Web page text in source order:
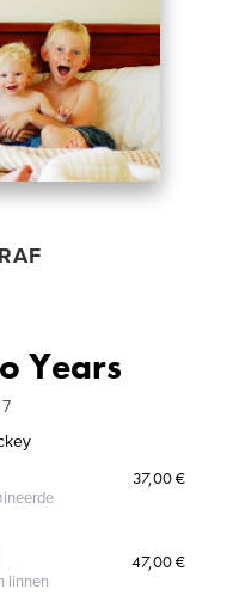
Years
37,00 €
linnen
47,00 €